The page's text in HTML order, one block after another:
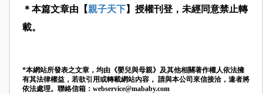
＊本篇文章由【親子天下】授權刊登，未經同意禁止轉
載。
*本網站所發表之文章，均由《嬰兒與母親》及其他相關著作權人依法擁
有其法律權益，若欲引用或轉載網站內容， 請與本公司來信接洽，違者將
依法處理。聯絡信箱： webservice@mababy.com